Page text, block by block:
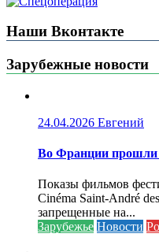
Наши Вконтакте
Зарубежные новости
24.04.2026 Евгений
Во Франции прошли
Показы фильмов
Cinéma Saint-André
запрещенные на...
Зарубежье Новости